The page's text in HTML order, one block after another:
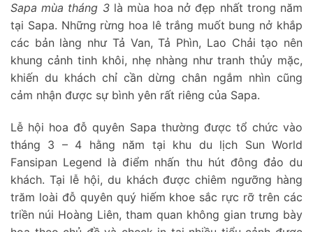
Sapa mùa tháng 3là mùa hoa nở đẹp nhất trong năm
tại Sapa. Những rừng hoa lê trắng muốt bung nở khắp
các bản làng như Tả Van, Tả Phìn, Lao Chải tạo nên
khung cảnh tinh khôi, nhẹ nhàng như tranh thủy mặc,
khiến du khách chỉ cần dừng chân ngắm nhìn cũng
cảm nhận được sự bình yên rất riêng của Sapa.
Lễ hội hoa đỗ quyên Sapa thường được tổ chức vào
tháng 3 – 4 hằng năm tại khu du lịch Sun World
Fansipan Legend là điểm nhấn thu hút đông đảo du
khách. Tại lễ hội, du khách được chiêm ngưỡng hàng
trăm loài đỗ quyên quý hiếm khoe sắc rực rỡ trên các
triền núi Hoàng Liên, tham quan không gian trưng bày